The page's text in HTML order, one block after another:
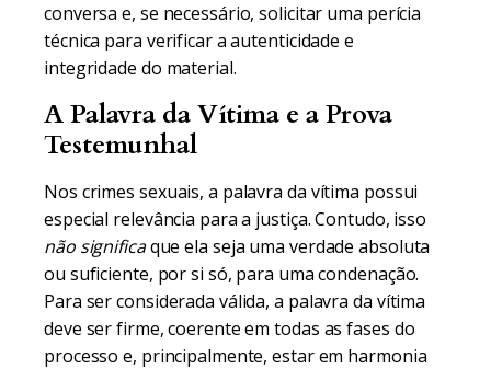
conversa e, se necessário, solicitar uma perícia
técnica para verificar a autenticidade e
integridade do material.
A Palavra da Vítima e a Prova
Testemunhal
Nos crimes sexuais, a palavra da vítima possui
especial relevância para a justiça. Contudo, isso
não significaque ela seja uma verdade absoluta
ou suficiente, por si só, para uma condenação.
Para ser considerada válida, a palavra da vítima
deve ser firme, coerente em todas as fases do
processo e, principalmente, estar em harmonia